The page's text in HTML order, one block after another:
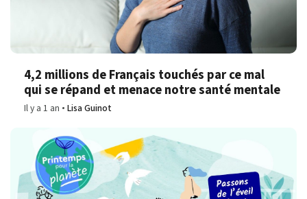
4,2 millions de Français touchés par ce mal
qui se répand et menace notre santé mentale
Il y a 1 an Lisa Guinot